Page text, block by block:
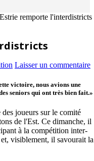
remporte l'interdistricts
Laisser un commentaire
victoire, nous avions une
seniors qui ont très bien fait.»
joueurs sur le comité
de l'Est. Ce dimanche, il
à la compétition inter-
visiblement, il savourait la